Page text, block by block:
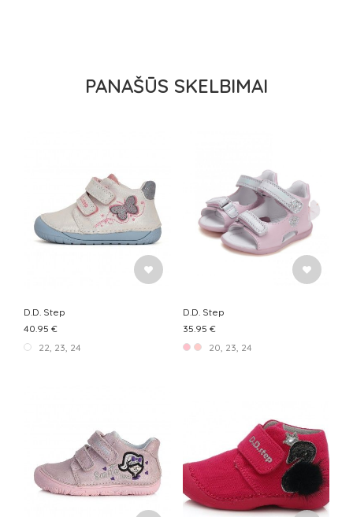
PANAŠŪS SKELBIMAI
D.D. Step
40.95 €
22, 23, 24
D.D. Step
35.95 €
20, 23, 24